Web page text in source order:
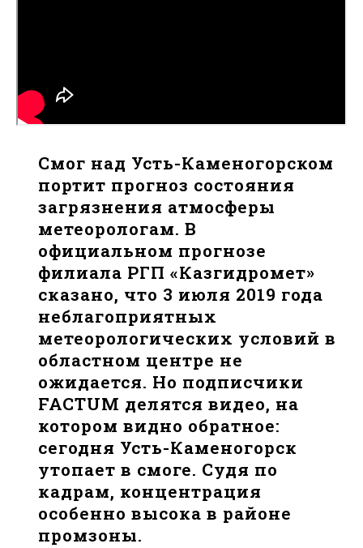
Смог над Усть-Каменогорском
портит прогноз состояния
загрязнения атмосферы
метеорологам. В
официальном прогнозе
филиала РГП «Казгидромет»
сказано, что 3 июля 2019 года
неблагоприятных
метеорологических условий в
областном центре не
ожидается. Но подписчики
FACTUM делятся видео, на
котором видно обратное:
сегодня Усть-Каменогорск
утопает в смоге. Судя по
кадрам, концентрация
особенно высока в районе
промзоны.